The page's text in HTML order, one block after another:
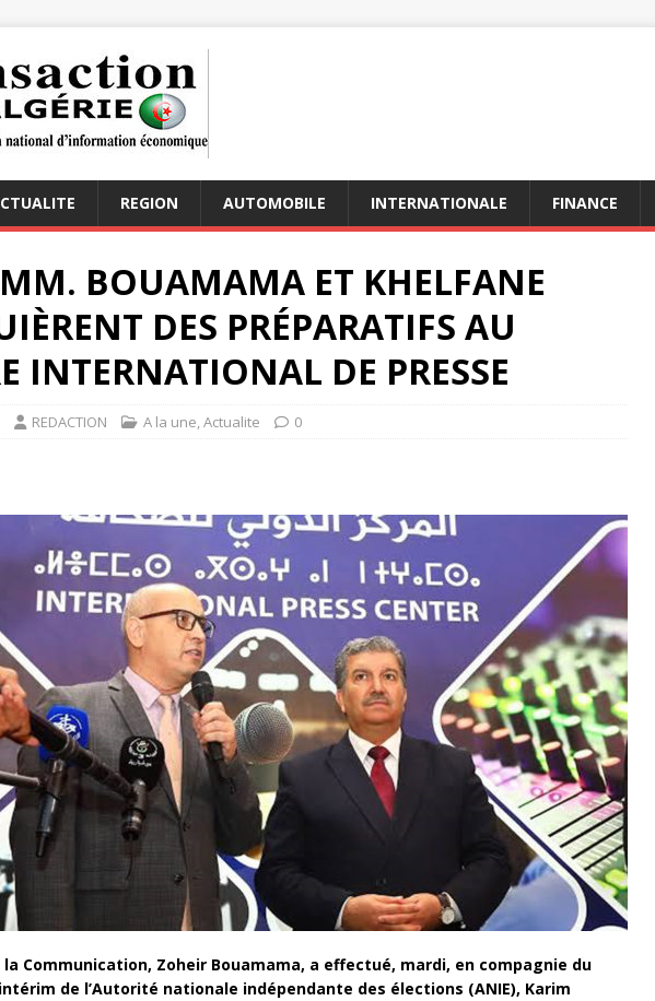
REGION AUTOMOBILE INTERNATIONALE FINANCE
BOUAMAMA ET KHELFANE
DES PRÉPARATIFS AU
INTERNATIONAL DE PRESSE
REDACTION A la une,Actualite 0
Communication, Zoheir Bouamama, a effectué, mardi, en compagnie du
de l’Autorité nationale indépendante des élections (ANIE), Karim